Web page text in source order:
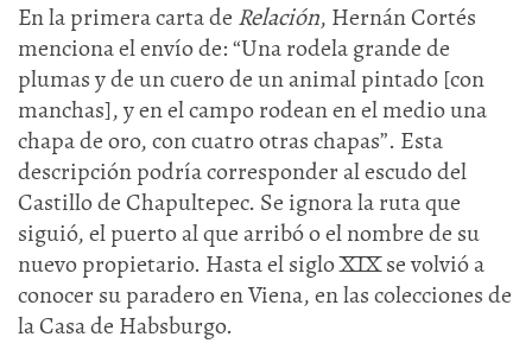
En la primera carta de Relación, Hernán Cortés
menciona el envío de: “Una rodela grande de
plumas y de un cuero de un animal pintado [con
manchas], y en el campo rodean en el medio una
chapa de oro, con cuatro otras chapas”. Esta
descripción podría corresponder al escudo del
Castillo de Chapultepec. Se ignora la ruta que
siguió, el puerto al que arribó o el nombre de su
nuevo propietario. Hasta el siglo XIX se volvió a
conocer su paradero en Viena, en las colecciones de
la Casa de Habsburgo.